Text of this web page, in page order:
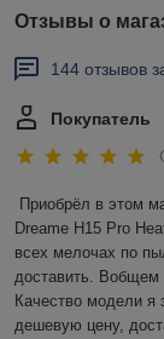
Отзывы о
144 отзывов
Покупатель
Приобрёл в этом
Dreame H15 Pro
всех мелочах по
доставить. Вобщем
Качество модели я
дешевую цену,